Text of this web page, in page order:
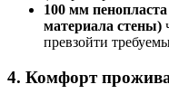
100 мм
материала стены)
превзойти
4. Комфорт